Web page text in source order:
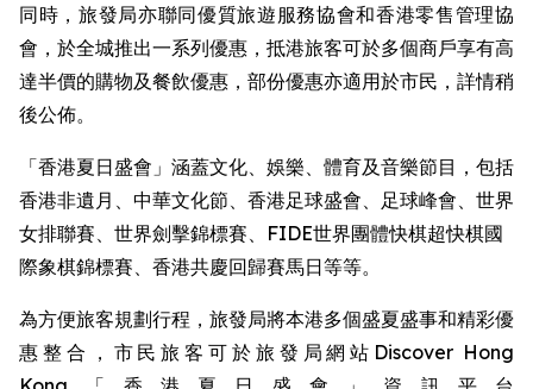
同時，旅發局亦聯同優質旅遊服務協會和香港零售管理協
會，於全城推出一系列優惠，抵港旅客可於多個商戶享有高
達半價的購物及餐飲優惠，部份優惠亦適用於市民，詳情稍
後公佈。
「香港夏日盛會」涵蓋文化、娛樂、體育及音樂節目，包括
香港非遺月、中華文化節、香港足球盛會、足球峰會、世界
女排聯賽、世界劍擊錦標賽、FIDE世界團體快棋超快棋國
際象棋錦標賽、香港共慶回歸賽馬日等等。 ​
為方便旅客規劃行程，旅發局將本港多個盛夏盛事和精彩優
惠整合，市民旅客可於旅發局網站Discover Hong